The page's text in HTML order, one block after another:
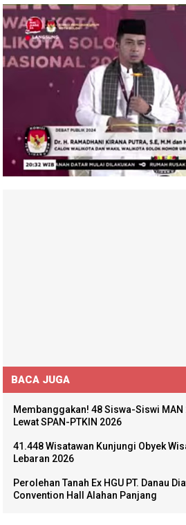
BACA JUGA
Membanggakan! 48 Siswa-Siswi
Lewat SPAN-PTKIN 2026
41.448 Wisatawan Kunjungi Obyek
Lebaran 2026
Perolehan Tanah Ex HGU PT. Danau
Convention Hall Alahan Panjang